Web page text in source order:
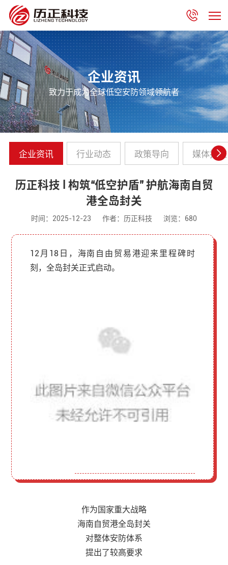
企业资讯
致力于成为全球低空安防领域领航者
企业资讯 行业动态 政策导向 媒体报道
历正科技 l 构筑“低空护盾” 护航海南自贸
港全岛封关
时间：2025-12-23 作者：历正科技 浏览：680
12月18日，海南自由贸易港迎来里程碑时
刻，全岛封关正式启动。
作为国家重大战略
海南自贸港全岛封关
对整体安防体系
提出了较高要求